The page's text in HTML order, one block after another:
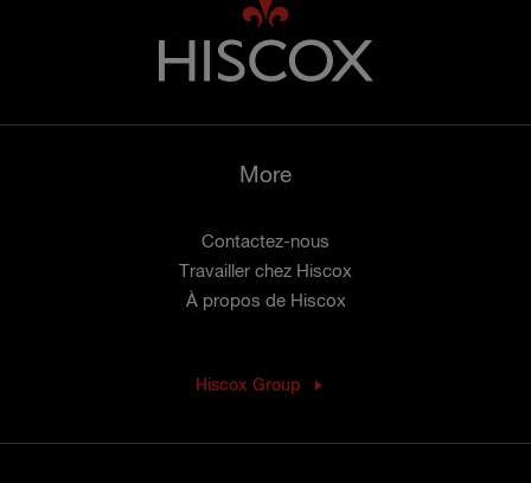
More
Contactez-nous
Travailler chez Hiscox
À propos de Hiscox
Hiscox Group